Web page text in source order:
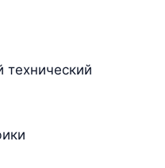
технический